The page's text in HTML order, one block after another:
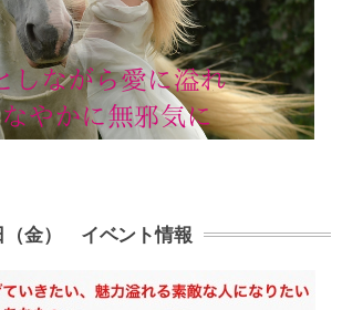
（金） イベント情報